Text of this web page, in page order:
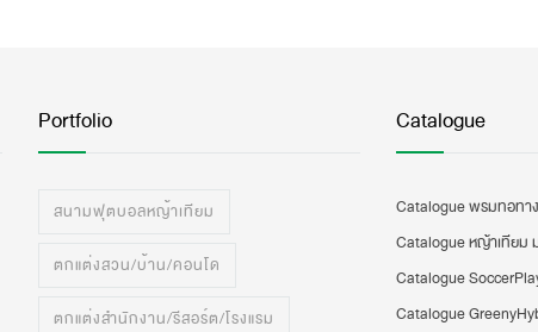
Portfolio
สนามฟุตบอลหญ้าเทียม
ตกแต่งสวน/บ้าน/คอนโด
ตกแต่งสำนักงาน/รีสอร์ต/โรงแรม
Catalogue
Catalogue พรมทอทา
Catalogue หญ้าเทียม
Catalogue
Catalogue